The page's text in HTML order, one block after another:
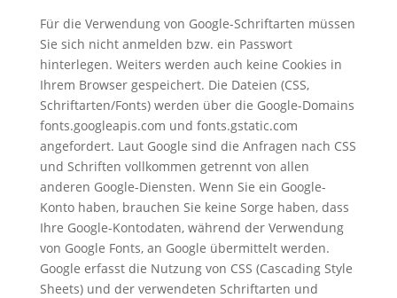
Für die Verwendung von Google-Schriftarten müssen
Sie sich nicht anmelden bzw. ein Passwort
hinterlegen. Weiters werden auch keine Cookies in
Ihrem Browser gespeichert. Die Dateien (CSS,
Schriftarten/Fonts) werden über die Google-Domains
fonts.googleapis.com und fonts.gstatic.com
angefordert. Laut Google sind die Anfragen nach CSS
und Schriften vollkommen getrennt von allen
anderen Google-Diensten. Wenn Sie ein Google-
Konto haben, brauchen Sie keine Sorge haben, dass
Ihre Google-Kontodaten, während der Verwendung
von Google Fonts, an Google übermittelt werden.
Google erfasst die Nutzung von CSS (Cascading Style
Sheets) und der verwendeten Schriftarten und